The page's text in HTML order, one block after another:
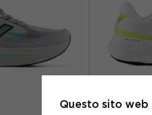
EUR 46 / US 11,5
Questo sito